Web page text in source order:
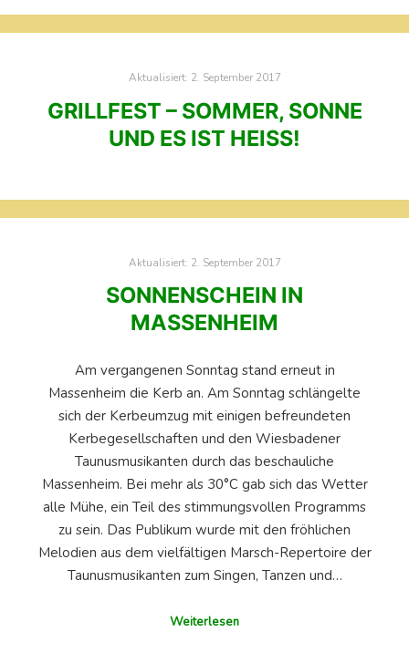
Aktualisiert: 2. September 2017
GRILLFEST – SOMMER, SONNE
UND ES IST HEISS!
Aktualisiert: 2. September 2017
SONNENSCHEIN IN
MASSENHEIM
Am vergangenen Sonntag stand erneut in
Massenheim die Kerb an. Am Sonntag schlängelte
sich der Kerbeumzug mit einigen befreundeten
Kerbegesellschaften und den Wiesbadener
Taunusmusikanten durch das beschauliche
Massenheim. Bei mehr als 30°C gab sich das Wetter
alle Mühe, ein Teil des stimmungsvollen Programms
zu sein. Das Publikum wurde mit den fröhlichen
Melodien aus dem vielfältigen Marsch-Repertoire der
Taunusmusikanten zum Singen, Tanzen und…
Weiterlesen